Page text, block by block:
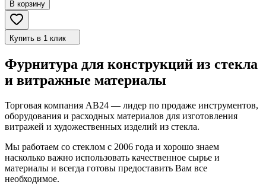
В корзину
Купить в 1 клик
Фурнитура для конструкций из стекла
и витражные материалы
Торговая компания АВ24 — лидер по продаже инструментов,
оборудования и расходных материалов для изготовления
витражей и художественных изделий из стекла.
Мы работаем со стеклом с 2006 года и хорошо знаем
насколько важно использовать качественное сырье и
материалы и всегда готовы предоставить Вам все
необходимое.